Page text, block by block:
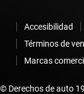
Accesibilidad
Términos de
Marcas
© Derechos de auto